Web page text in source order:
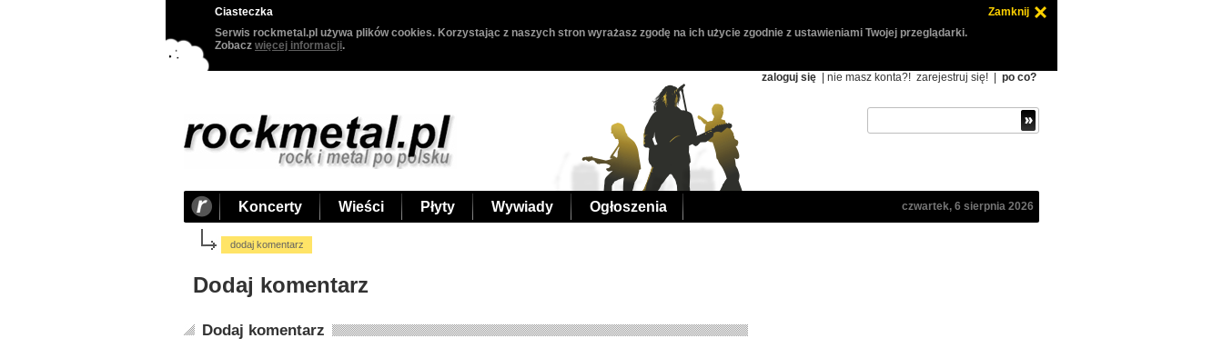
Ciasteczka
Zamknij
Serwis rockmetal.pl używa plików cookies. Korzystając z naszych stron wyrażasz zgodę na ich użycie zgodnie z ustawieniami Twojej przeglądarki.
Zobacz więcej informacji.
zaloguj się | nie masz konta?! zarejestruj się! po co?
Koncerty Wieści Płyty Wywiady Ogłoszenia czwartek, 6 sierpnia 2026
dodaj komentarz
Dodaj komentarz
Dodaj komentarz